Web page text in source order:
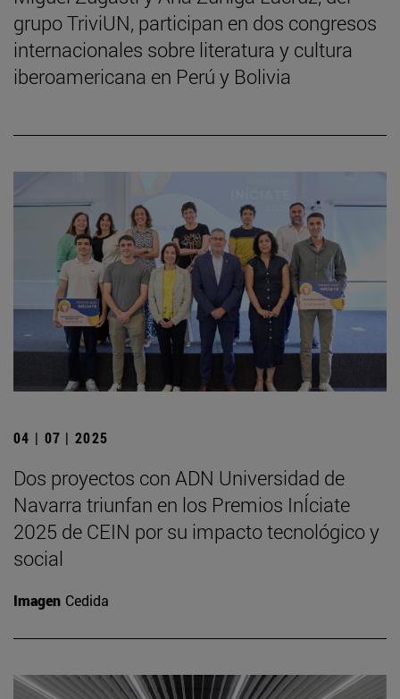
grupo TriviUN, participan en dos congresos
internacionales sobre literatura y cultura
iberoamericana en Perú y Bolivia
04 | 07 | 2025
Dos proyectos con ADN Universidad de
Navarra triunfan en los Premios InÍciate
2025 de CEIN por su impacto tecnológico y
social
Imagen Cedida